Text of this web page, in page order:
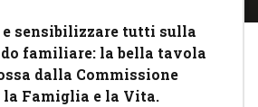
e sensibilizzare tutti sulla
familiare: la bella tavola
dalla Commissione
la Famiglia e la Vita.